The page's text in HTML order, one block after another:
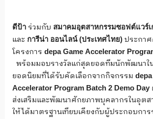
ดีป้า ร่วมกับ สมาคมอุตสาหกรรมซอฟต์แวร์
และ การีน่า ออนไลน์ (ประเทศไทย) ประกา
โครงการ depa Game Accelerator
พร้อมมอบรางวัลแก่สุดยอดทีมนักพัฒนาใ
ยอดนิยมที่ได้รับคัดเลือกจากกิจกรรม depa
Accelerator Program Batch 2 Demo Day
ส่งเสริมและพัฒนาศักยภาพบุคลากรในอุตส
ให้ได้มาตรฐานเทียบเคียงกับผู้ประกอบกา